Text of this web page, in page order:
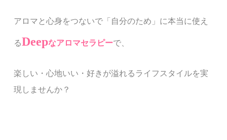
アロマと心身をつないで「自分のため」に本当に使え
るDeepなアロマセラピーで、
楽しい・心地いい・好きが溢れるライフスタイルを実
現しませんか？